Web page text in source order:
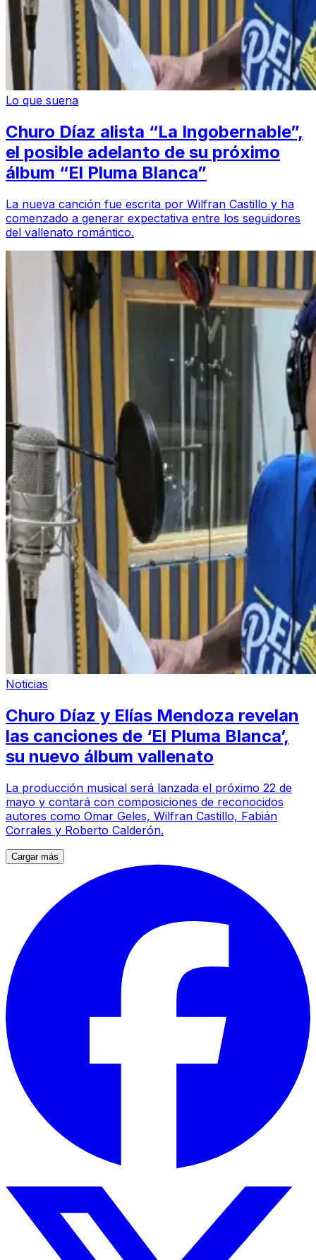
Lo que suena
Churo Díaz alista “La Ingobernable”,
el posible adelanto de su próximo
álbum “El Pluma Blanca”
La nueva canción fue escrita por Wilfran Castillo y ha
comenzado a generar expectativa entre los seguidores
del vallenato romántico.
Noticias
Churo Díaz y Elías Mendoza revelan
las canciones de ‘El Pluma Blanca’,
su nuevo álbum vallenato
La producción musical será lanzada el próximo 22 de
mayo y contará con composiciones de reconocidos
autores como Omar Geles, Wilfran Castillo, Fabián
Corrales y Roberto Calderón.
Cargar más